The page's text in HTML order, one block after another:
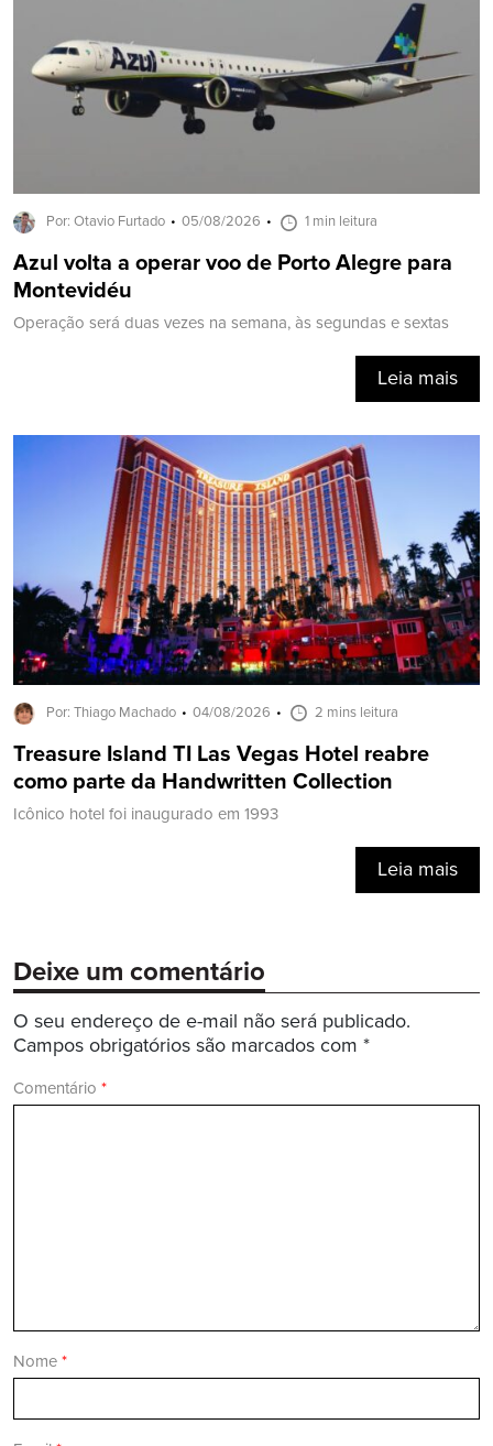
Por: Otavio Furtado 05/08/2026 1 min leitura
Azul volta a operar voo de Porto Alegre para
Montevidéu
Operação será duas vezes na semana, às segundas e sextas
Leia mais
Por: Thiago Machado 04/08/2026 2 mins leitura
Treasure Island TI Las Vegas Hotel reabre
como parte da Handwritten Collection
Icônico hotel foi inaugurado em 1993
Leia mais
Deixe um comentário
O seu endereço de e-mail não será publicado.
Campos obrigatórios são marcados com *
Comentário *
Nome *